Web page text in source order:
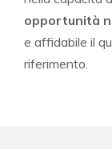
opportunità
e affidabile il
riferimento.